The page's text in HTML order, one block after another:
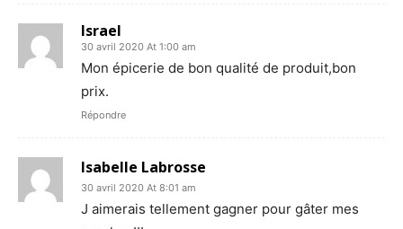
Israel
30 avril 2020 At 1:00 am
Mon épicerie de bon qualité de produit,bon
prix.
Répondre
Isabelle Labrosse
30 avril 2020 At 8:01 am
J aimerais tellement gagner pour gâter mes